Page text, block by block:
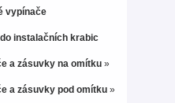
vypínače
instalačních krabic
a zásuvky na omítku »
a zásuvky pod omítku »